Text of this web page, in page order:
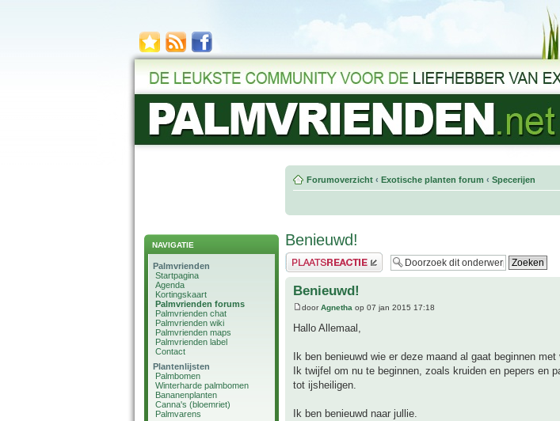
NAVIGATIE
Palmvrienden
Startpagina
Agenda
Kortingskaart
Palmvrienden forums
Palmvrienden chat
Palmvrienden wiki
Palmvrienden maps
Palmvrienden label
Contact
Plantenlijsten
Palmbomen
Winterharde palmbomen
Bananenplanten
Canna's (bloemriet)
Palmvarens
Forumoverzicht ‹ Exotische planten forum ‹ Specerijen
Benieuwd!
Plaats een reactie
Benieuwd!
doorAgnetha op 07 jan 2015 17:18
Hallo Allemaal,
Ik ben benieuwd wie er deze maand al gaat beginnen
Ik twijfel om nu te beginnen, zoals kruiden en pepers en
tot ijsheiligen.
Ik ben benieuwd naar jullie.